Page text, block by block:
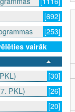
[692]
[253]
vairāk
[30]
PKL)
[26]
[20]